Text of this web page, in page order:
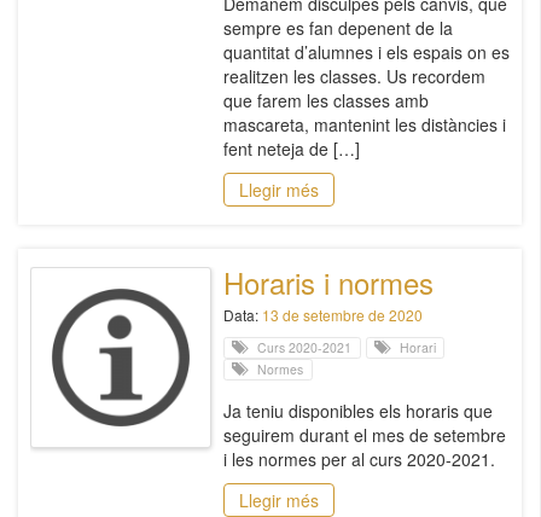
sempre es fan depenent de la
quantitat d’alumnes i els espais on es
realitzen les classes. Us recordem
que farem les classes amb
mascareta, mantenint les distàncies i
fent neteja de […]
Llegir més
Horaris i normes
Data: 13 de setembre de 2020
Curs 2020-2021
Horari
Normes
Ja teniu disponibles els horaris que
seguirem durant el mes de setembre
i les normes per al curs 2020-2021.
Llegir més